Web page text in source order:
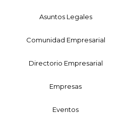
Asuntos Legales
Comunidad Empresarial
Directorio Empresarial
Empresas
Eventos